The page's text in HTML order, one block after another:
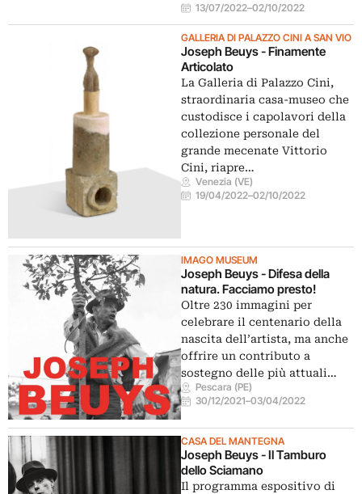
13/07/2022–02/10/2022
GALLERIA DI PALAZZO CINI A SAN VIO
Joseph Beuys - Finamente
Articolato
La Galleria di Palazzo Cini,
straordinaria casa-museo che
custodisce i capolavori della
collezione personale del
grande mecenate Vittorio
Cini, riapre…
Venezia (VE)
19/04/2022–02/10/2022
IMAGO MUSEUM
Joseph Beuys - Difesa della
natura. Facciamo presto!
Oltre 230 immagini per
celebrare il centenario della
nascita dell’artista, ma anche
offrire un contributo a
sostegno delle più attuali…
Pescara (PE)
30/12/2021–03/04/2022
CASA DEL MANTEGNA
Joseph Beuys - Il Tamburo
dello Sciamano
Il programma espositivo di